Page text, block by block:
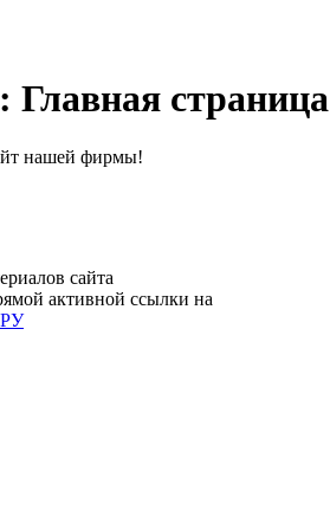
страница
нашей фирмы!
сайта
активной ссылки на